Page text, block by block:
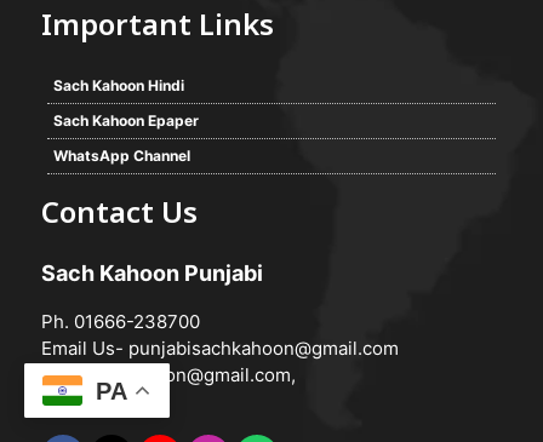
Important Links
Sach Kahoon Hindi
Sach Kahoon Epaper
WhatsApp Channel
Contact Us
Sach Kahoon Punjabi
Ph. 01666-238700
Email Us- punjabisachkahoon@gmail.com
hindisachkahoon@gmail.com,
PA